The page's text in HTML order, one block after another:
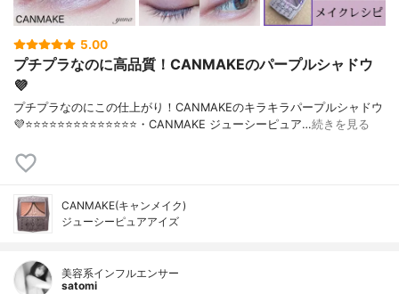
5.00
プチプラなのに高品質！CANMAKEのパープルシャドウ
💜
プチプラなのにこの仕上がり！CANMAKEのキラキラパープルシャドウ
💜⭐️⭐️⭐️⭐️⭐️⭐️⭐️⭐️⭐️⭐️⭐️⭐️⭐️⭐️・CANMAKE ジューシーピュア…続きを見る
CANMAKE(キャンメイク)
ジューシーピュアアイズ
美容系インフルエンサー
satomi